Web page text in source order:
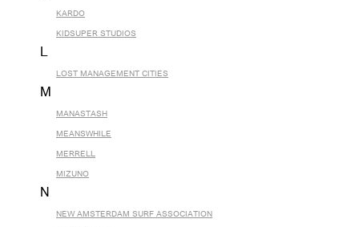
KARDO
KIDSUPER STUDIOS
L
LOST MANAGEMENT CITIES
M
MANASTASH
MEANSWHILE
MERRELL
MIZUNO
N
NEW AMSTERDAM SURF ASSOCIATION